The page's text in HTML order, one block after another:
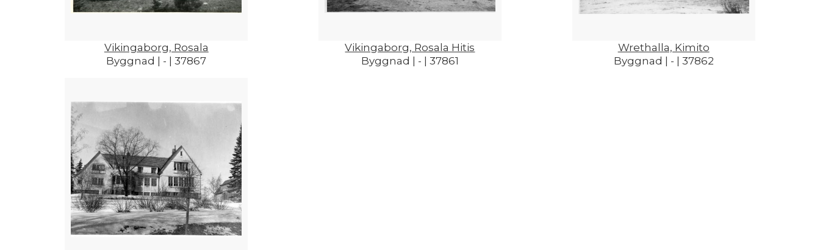
Vikingaborg, Rosala
Byggnad | - | 37867
Vikingaborg, Rosala Hitis
Byggnad | - | 37861
Wrethalla, Kimito
Byggnad | - | 37862